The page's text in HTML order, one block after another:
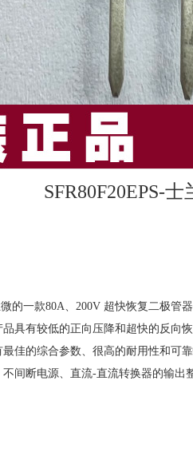
SFR80F20EPS-
微的一款80A、200V 超快恢复二极
具有较低的正向压降和超快的反向
佳的综合参数、很高的耐用性和可靠
间断电源、直流-直流转换器的输出